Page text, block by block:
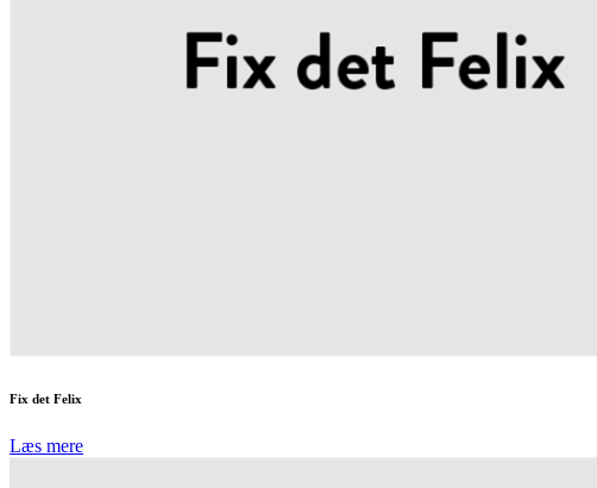
Fix det Felix
Læs mere